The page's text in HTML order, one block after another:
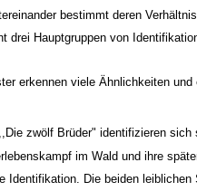
bestimmt deren
drei Hauptgruppen von
erkennen viele Ähnlichkeiten und
zwölf Brüder" identifizieren sich
im Wald und ihre
Identifikation. Die beiden leiblichen